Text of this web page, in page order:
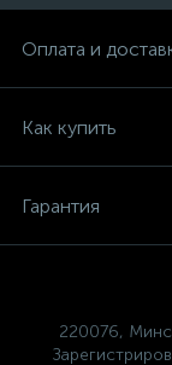
Оплата и
Как купить
Гарантия
220076,